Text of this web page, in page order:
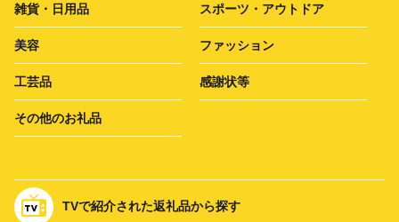
雑貨・日用品 スポーツ・アウトドア
美容 ファッション
工芸品 感謝状等
その他のお礼品
TVで紹介された返礼品から探す